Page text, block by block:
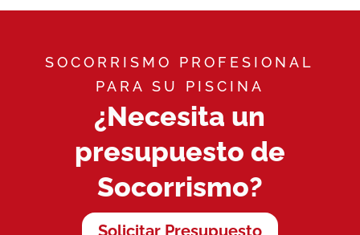
SOCORRISMO PROFESIONAL
PARA SU PISCINA
¿Necesita un
presupuesto de
Socorrismo?
Solicitar Presupuesto